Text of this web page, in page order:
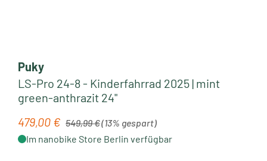
Puky
LS-Pro 24-8 - Kinderfahrrad 2025 | mint
green-anthrazit 24"
Verkaufspreis:
479,00 € Regulärer Preis:
549,99 €(13% gespart)
Im nanobike Store Berlin verfügbar